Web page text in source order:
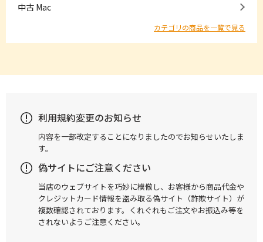
中古 Mac
カテゴリの商品を一覧で見る
利用規約変更のお知らせ
内容を一部改定することになりましたのでお知らせいたしま
す。
偽サイトにご注意ください
当店のウェブサイトを巧妙に模倣し、お客様から商品代金や
クレジットカード情報を盗み取る偽サイト（詐欺サイト）が
複数確認されております。くれぐれもご注文やお振込み等を
されないようご注意ください。